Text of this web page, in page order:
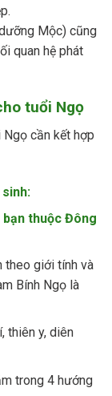
Mộc) cũng
quan hệ phát
tuổi Ngọ
cần kết hợp
thuộc Đông
theo giới tính và
Bính Ngọ là
thiên y, diên
trong 4 hướng